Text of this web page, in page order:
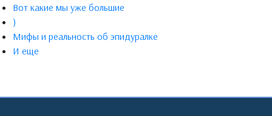
Вот какие мы уже большие
)
Мифы и реальность об эпидуралке
И еще